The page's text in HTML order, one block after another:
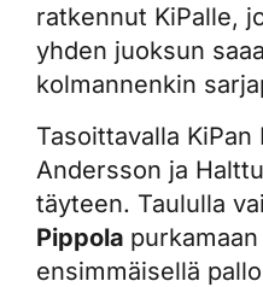
ratkennut KiPalle,
yhden juoksun
kolmannenkin
Tasoittavalla KiPan
Andersson ja
täyteen. Taululla
Pippola
ensimmäisellä